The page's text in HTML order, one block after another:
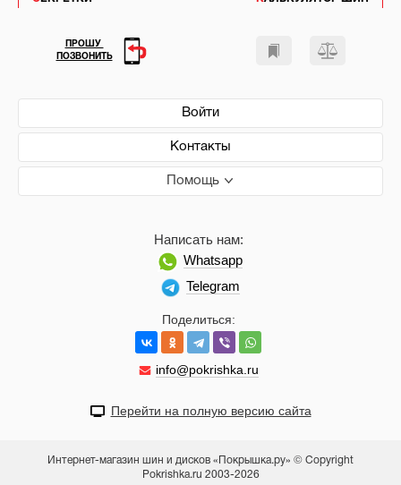
Войти
Контакты
Помощь
Поделиться:
info@pokrishka.ru
Написать нам:
Whatsapp
Telegram
ПРОШУ
ПОЗВОНИТЬ
Перейти на полную версию сайта
Интернет-магазин шин и дисков «Покрышка.ру» © Copyright
Pokrishka.ru 2003-2026